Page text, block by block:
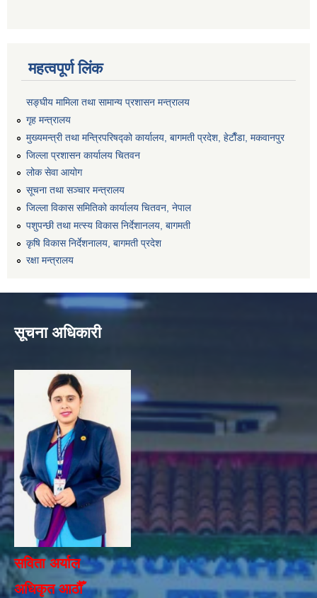
महत्वपूर्ण लिंक
सङ्‍घीय मामिला तथा सामान्य प्रशासन मन्त्रालय
गृह मन्त्रालय
मुख्यमन्त्री तथा मन्त्रिपरिषद्को कार्यालय, बागमती प्रदेश, हेटाैँडा, मकवानपुर
जिल्ला प्रशासन कार्यालय चितवन
लोक सेवा आयोग
सूचना तथा सञ्चार मन्त्रालय
जिल्ला विकास समितिको कार्यालय चितवन, नेपाल
पशुपन्छी तथा मत्स्य विकास निर्देशानलय, बागमती
कृषि विकास निर्देशनालय, बागमती प्रदेश
रक्षा मन्त्रालय
सूचना अधिकारी
सविता अर्याल
अधिकृत आठौँ